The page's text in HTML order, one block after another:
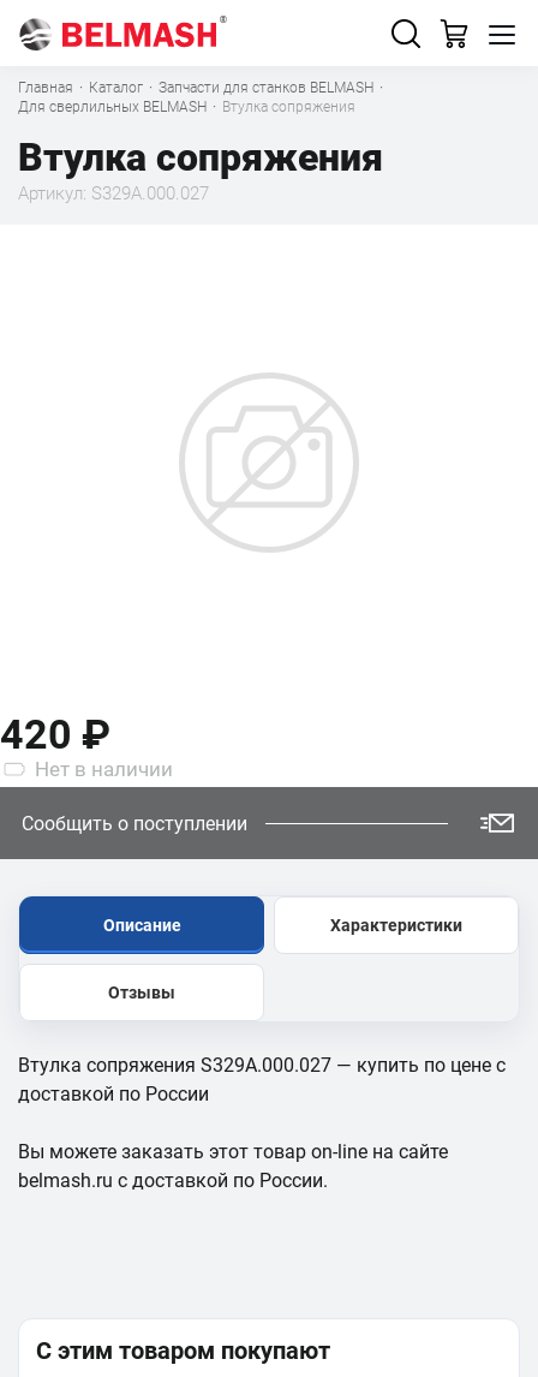
Главная · Каталог · Запчасти для станков BELMASH ·
Для сверлильных BELMASH · Втулка сопряжения
Втулка сопряжения
Артикул: S329A.000.027
420 ₽
Нет в наличии
Сообщить о поступлении
Описание Характеристики
Отзывы
Втулка сопряжения S329A.000.027 — купить по цене с
доставкой по России
Вы можете заказать этот товар on-line на сайте
belmash.ru с доставкой по России.
С этим товаром покупают